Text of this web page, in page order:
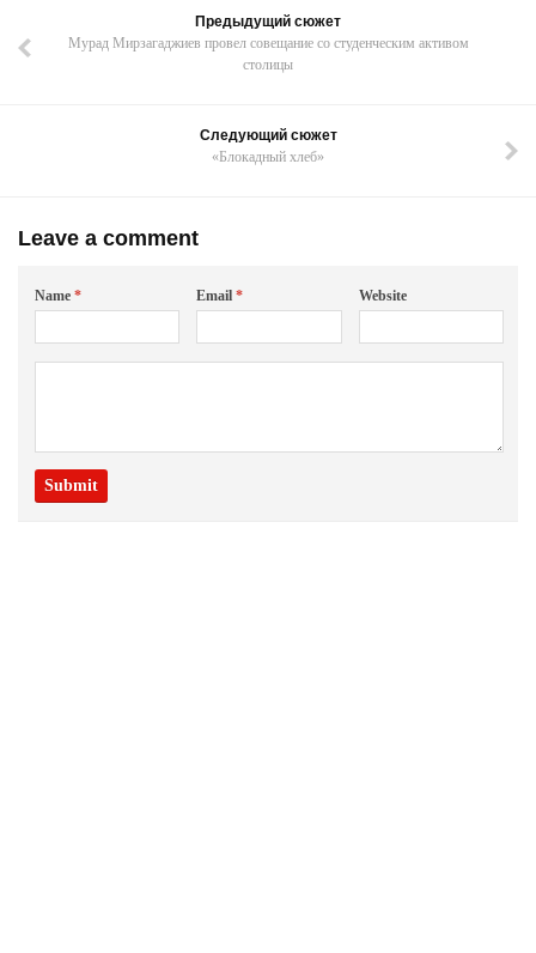
Предыдущий сюжет
Мурад Мирзагаджиев провел совещание со студенческим активом
столицы
Следующий сюжет
«Блокадный хлеб»
Leave a comment
Name * Email* Website